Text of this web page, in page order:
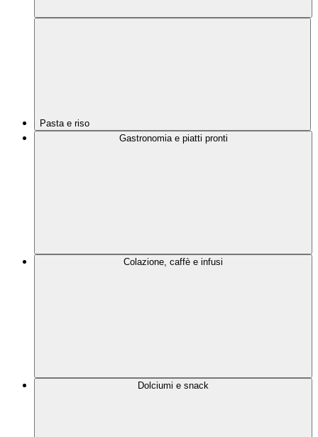
Pasta e riso
Gastronomia e piatti pronti
Colazione, caffè e infusi
Dolciumi e snack